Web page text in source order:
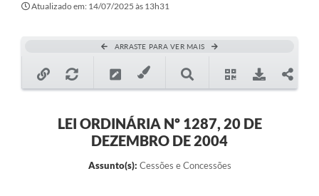
Covid-19 / Vacinação
Secretarias
A Prefeitura
Atualizado em: 14/07/2025 às 13h31
ARRASTE PARA VER MAIS
LEI ORDINÁRIA Nº 1287, 20 DE
DEZEMBRO DE 2004
Assunto(s): Cessões e Concessões